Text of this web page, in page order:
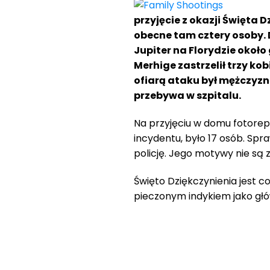
przyjęcie z okazji Święta
obecne tam cztery
Jupiter na Florydzie
Merhige zastrzelił trzy
ofiarą ataku był
przebywa w szpitalu.
Na przyjęciu w domu
incydentu, było 17 osób.
policję. Jego motywy nie są
Święto Dziękczynienia jest
pieczonym indykiem jako